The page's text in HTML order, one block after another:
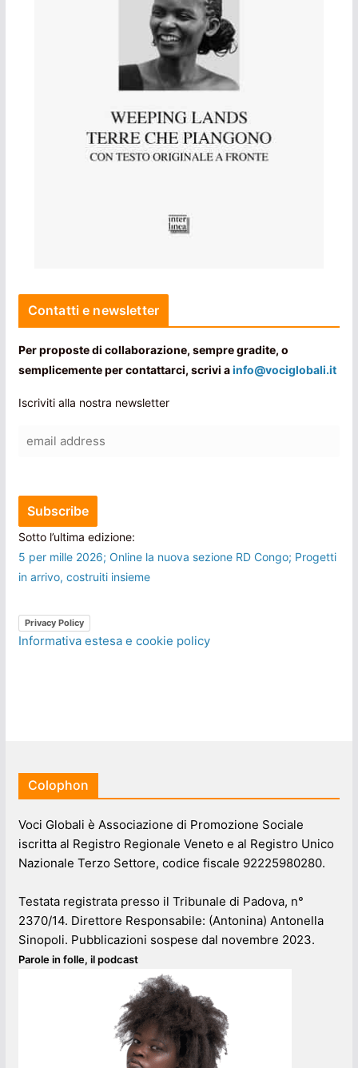
Contatti e newsletter
Per proposte di collaborazione, sempre gradite, o
semplicemente per contattarci, scrivi ainfo@vociglobali.it
Iscriviti alla nostra newsletter
Sotto l’ultima edizione:
5 per mille 2026; Online la nuova sezione RD Congo; Progetti
in arrivo, costruiti insieme
Privacy Policy
Informativa estesa e cookie policy
Colophon
Voci Globali è Associazione di Promozione Sociale
iscritta al Registro Regionale Veneto e al Registro Unico
Nazionale Terzo Settore, codice fiscale 92225980280.
Testata registrata presso il Tribunale di Padova, n°
2370/14. Direttore Responsabile: (Antonina) Antonella
Sinopoli. Pubblicazioni sospese dal novembre 2023.
Parole in folle, il podcast